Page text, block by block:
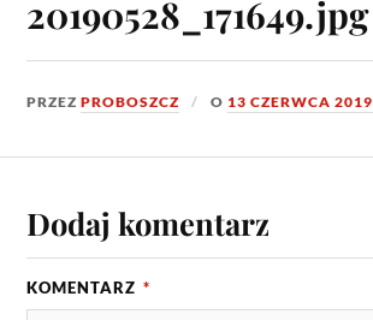
20190528_171649.jpg
PRZEZPROBOSZCZ O 13 CZERWCA 2019
Dodaj komentarz
KOMENTARZ *